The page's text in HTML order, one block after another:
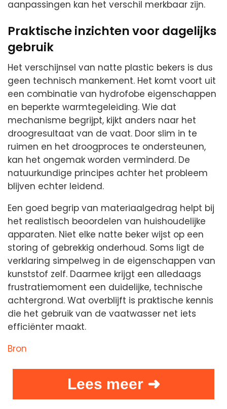
aanpassingen kan het verschil merkbaar zijn.
Praktische inzichten voor dagelijks
gebruik
Het verschijnsel van natte plastic bekers is dus
geen technisch mankement. Het komt voort uit
een combinatie van hydrofobe eigenschappen
en beperkte warmtegeleiding. Wie dat
mechanisme begrijpt, kijkt anders naar het
droogresultaat van de vaat. Door slim in te
ruimen en het droogproces te ondersteunen,
kan het ongemak worden verminderd. De
natuurkundige principes achter het probleem
blijven echter leidend.
Een goed begrip van materiaalgedrag helpt bij
het realistisch beoordelen van huishoudelijke
apparaten. Niet elke natte beker wijst op een
storing of gebrekkig onderhoud. Soms ligt de
verklaring simpelweg in de eigenschappen van
kunststof zelf. Daarmee krijgt een alledaags
frustratiemoment een duidelijke, technische
achtergrond. Wat overblijft is praktische kennis
die het gebruik van de vaatwasser net iets
efficiënter maakt.
Bron
Lees meer ➜